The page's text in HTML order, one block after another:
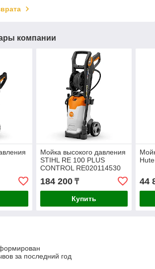
компании
Мойка высокого давления
STIHL RE 100 PLUS
CONTROL RE020114530
184 200₸
Купить
44
за последний год